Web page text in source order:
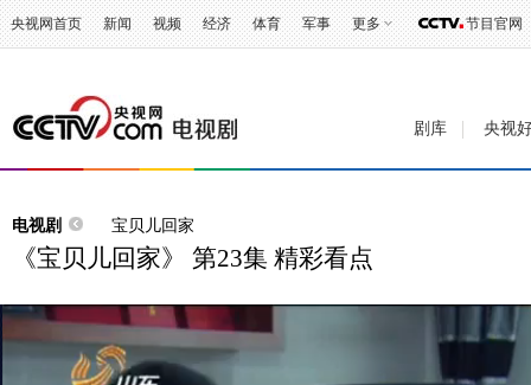
央视网首页 新闻 视频 经济 体育 军事 更多 节目官网
剧库 央视
电视剧 宝贝儿回家
《宝贝儿回家》 第23集 精彩看点